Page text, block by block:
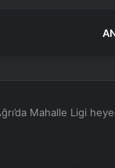
Mahalle Ligi